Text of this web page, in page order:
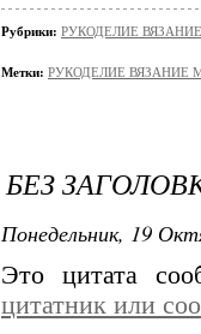
Рубрики: РУКОДЕЛИЕ
Метки: РУКОДЕЛИЕ ВЯЗАНИЕ
БЕЗ
Понедельник, 19
Это цитата
цитатник или